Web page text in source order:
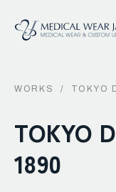
WORKS / TOKYO
TOKYO
1890